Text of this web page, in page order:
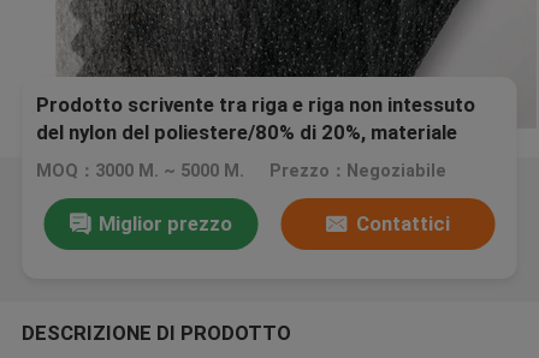
Prodotto scrivente tra riga e riga non intessuto
del nylon del poliestere/80% di 20%, materiale
scrivente tra riga e riga della pasta
MOQ：3000 M. ~ 5000 M. Prezzo：Negoziabile
Miglior prezzo Contattici
DESCRIZIONE DI PRODOTTO